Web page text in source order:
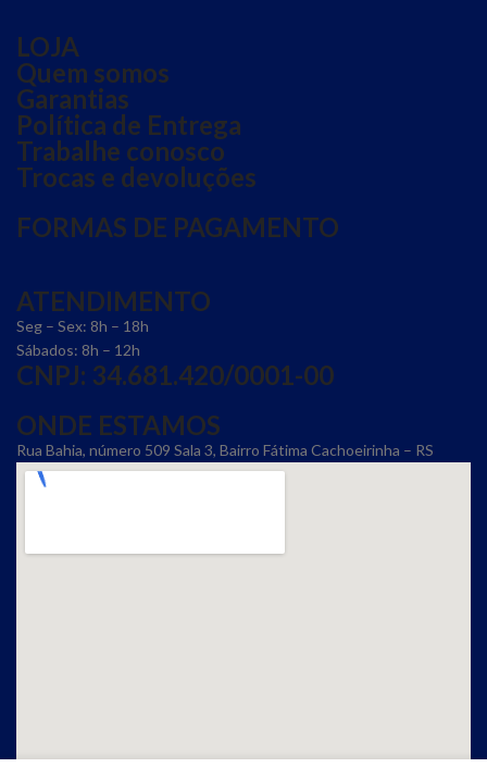
LOJA
Quem somos
Garantias
Política de Entrega
Trabalhe conosco
Trocas e devoluções
FORMAS DE PAGAMENTO
ATENDIMENTO
Seg – Sex: 8h – 18h
Sábados: 8h – 12h
CNPJ: 34.681.420/0001-00
ONDE ESTAMOS
Rua Bahia, número 509 Sala 3, Bairro Fátima Cachoeirinha – RS